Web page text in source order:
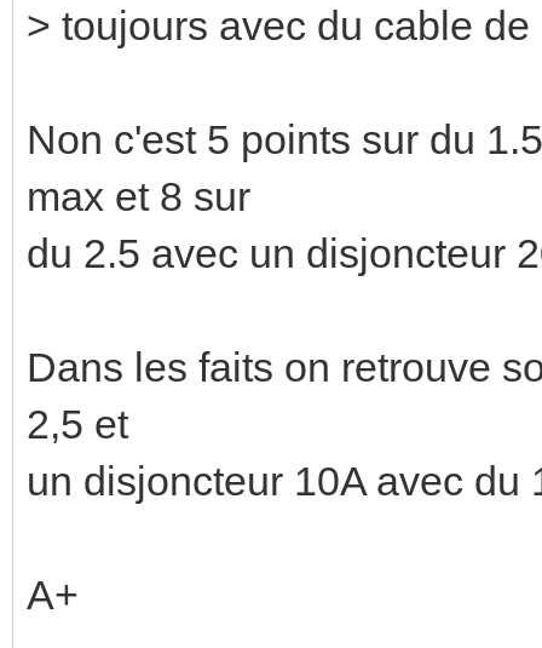
> toujours avec du cable de
Non c'est 5 points sur du
max et 8 sur
du 2.5 avec un disjoncteur
Dans les faits on retrouve
2,5 et
un disjoncteur 10A avec du
A+